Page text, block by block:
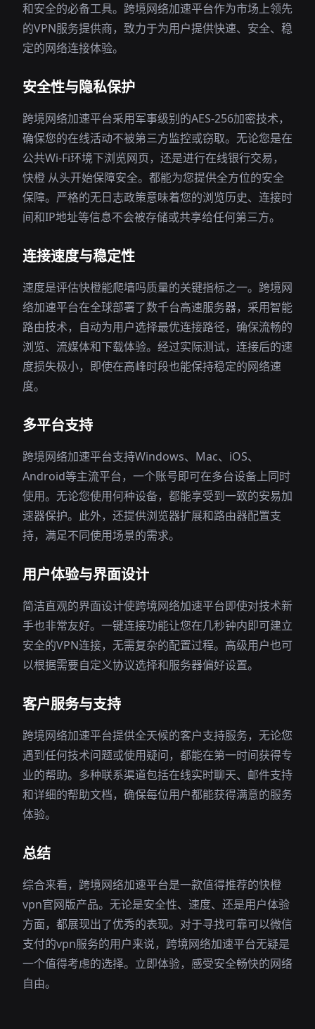
和安全的必备工具。跨境网络加速平台作为市场上领先
的VPN服务提供商，致力于为用户提供快速、安全、稳
定的网络连接体验。
安全性与隐私保护
跨境网络加速平台采用军事级别的AES-256加密技术，
确保您的在线活动不被第三方监控或窃取。无论您是在
公共Wi-Fi环境下浏览网页，还是进行在线银行交易，
快橙 从头开始保障安全。都能为您提供全方位的安全
保障。严格的无日志政策意味着您的浏览历史、连接时
间和IP地址等信息不会被存储或共享给任何第三方。
连接速度与稳定性
速度是评估快橙能爬墙吗质量的关键指标之一。跨境网
络加速平台在全球部署了数千台高速服务器，采用智能
路由技术，自动为用户选择最优连接路径，确保流畅的
浏览、流媒体和下载体验。经过实际测试，连接后的速
度损失极小，即使在高峰时段也能保持稳定的网络速
度。
多平台支持
跨境网络加速平台支持Windows、Mac、iOS、
Android等主流平台，一个账号即可在多台设备上同时
使用。无论您使用何种设备，都能享受到一致的安易加
速器保护。此外，还提供浏览器扩展和路由器配置支
持，满足不同使用场景的需求。
用户体验与界面设计
简洁直观的界面设计使跨境网络加速平台即使对技术新
手也非常友好。一键连接功能让您在几秒钟内即可建立
安全的VPN连接，无需复杂的配置过程。高级用户也可
以根据需要自定义协议选择和服务器偏好设置。
客户服务与支持
跨境网络加速平台提供全天候的客户支持服务，无论您
遇到任何技术问题或使用疑问，都能在第一时间获得专
业的帮助。多种联系渠道包括在线实时聊天、邮件支持
和详细的帮助文档，确保每位用户都能获得满意的服务
体验。
总结
综合来看，跨境网络加速平台是一款值得推荐的快橙
vpn官网版产品。无论是安全性、速度、还是用户体验
方面，都展现出了优秀的表现。对于寻找可靠可以微信
支付的vpn服务的用户来说，跨境网络加速平台无疑是
一个值得考虑的选择。立即体验，感受安全畅快的网络
自由。